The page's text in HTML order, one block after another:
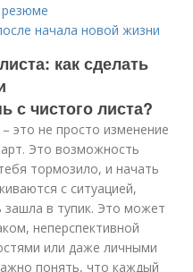
начала новой жизни
как сделать
с чистого листа?
это не просто изменение
Это возможность
тормозило, и начать
с ситуацией,
зашла в тупик. Это может
неперспективной
или даже личными
понять, что каждый